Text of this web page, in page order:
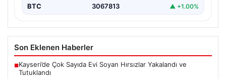
BTC 3067813 ▲ +1.00%
Son Eklenen Haberler
■Kayseri’de Çok Sayıda Evi Soyan Hırsızlar Yakalandı ve
Tutuklandı